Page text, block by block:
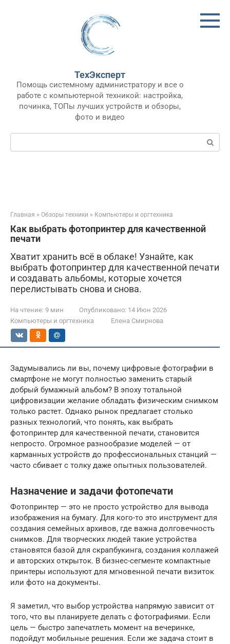
ТехЭксперт
Помощь системному администратору и все о
работе с компьютерной техникой: настройка,
починка, ТОПы лучших устройств и обзоры,
фото и видео
Поиск:
Главная » Обзоры техники » Компьютеры и оргтехника
Как выбрать фотопринтер для качественной
печати
Хватит хранить всё в облаке! Узнайте, как
выбрать фотопринтер для качественной печати
и создавать альбомы, которые хочется
перелистывать снова и снова.
На чтение: 9 мин Опубликовано: 14 Июн 2026
Компьютеры и оргтехника
Елена Смирнова
Задумывались ли вы, почему цифровые фотографии в
смартфоне не могут полностью заменить старый
добрый бумажный альбом? В эпоху тотальной
цифровизации желание обладать физическим снимком
только растет. Однако рынок предлагает столько
разных технологий, что понять, как выбрать
фотопринтер для качественной печати, становится
непросто. Огромное разнообразие моделей — от
карманных устройств до профессиональных станций —
часто сбивает с толку даже опытных пользователей.
Назначение и задачи фотопечати
Фотопринтер — это не просто устройство для вывода
изображения на бумагу. Для кого-то это инструмент для
создания семейных архивов, где важна долговечность
снимков. Для творческих людей такие устройства
становятся базой для скрапбукинга, создания коллажей
и авторских открыток. В бизнес-сегменте компактные
принтеры используют для мгновенной печати визиток
или фото на документы.
Я заметил, что выбор устройства напрямую зависит от
того, что вы планируете делать с фотографиями. Если
цель — быстро запечатлеть момент на вечеринке,
подойдут мобильные решения. Если же задача стоит в